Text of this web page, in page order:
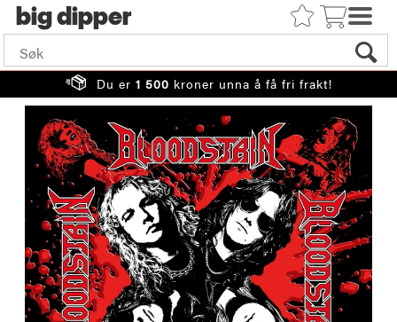
big
Du er 1 500 kroner unna å få fri frakt!